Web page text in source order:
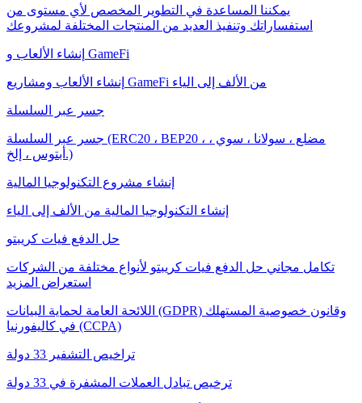
يمكننا المساعدة في التطوير المخصص لأي مستوى من
استفساراتك وتنفيذ العديد من المنتجات المختلفة لمشروعك
إنشاء الألعاب و GameFi
إنشاء الألعاب ومشاريع GameFi من الألف إلى الياء
جسر عبر السلسلة
جسر عبر السلسلة (ERC20 ، BEP20 ، مضلع ، سولانا ، سوي ،
أبتوس ، إلخ.)
إنشاء مشروع التكنولوجيا المالية
إنشاء التكنولوجيا المالية من الألف إلى الياء
حل الدفع فيات كريبتو
تكامل مجاني حل الدفع فيات كريبتو لأنواع مختلفة من الشركات
استعراض المزيد
اللائحة العامة لحماية البيانات (GDPR) وقانون خصوصية المستهلك
في كاليفورنيا (CCPA)
تراخيص التشفير 33 دولة
ترخيص تبادل العملات المشفرة في 33 دولة